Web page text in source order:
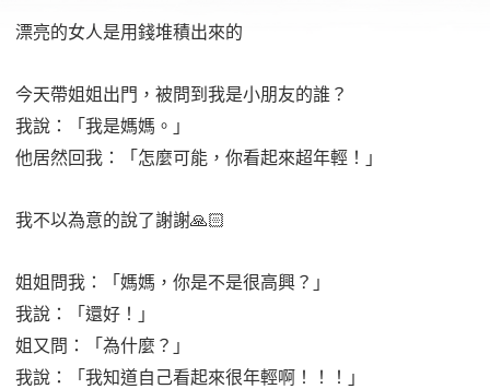
漂亮的女人是用錢堆積出來的
今天帶姐姐出門，被問到我是小朋友的誰？
我說：「我是媽媽。」
他居然回我：「怎麼可能，你看起來超年輕！」
我不以為意的說了謝謝🙏🏻
姐姐問我：「媽媽，你是不是很高興？」
我說：「還好！」
姐又問：「為什麼？」
我說：「我知道自己看起來很年輕啊！！！」